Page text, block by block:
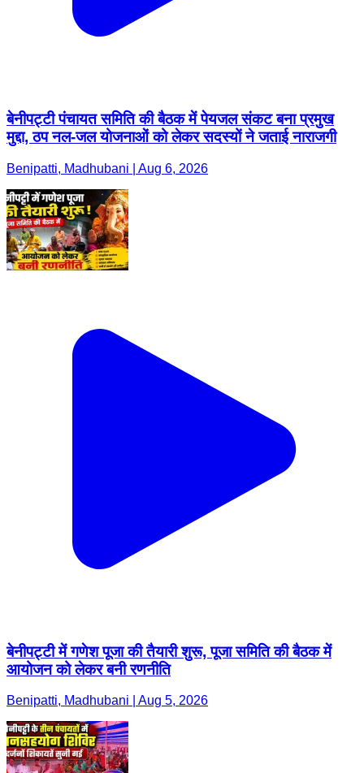
बेनीपट्टी पंचायत समिति की बैठक में पेयजल संकट बना प्रमुख
मुद्दा, ठप नल-जल योजनाओं को लेकर सदस्यों ने जताई नाराजगी
Benipatti, Madhubani | Aug 6, 2026
बेनीपट्टी में गणेश पूजा की तैयारी शुरू, पूजा समिति की बैठक में
आयोजन को लेकर बनी रणनीति
Benipatti, Madhubani | Aug 5, 2026